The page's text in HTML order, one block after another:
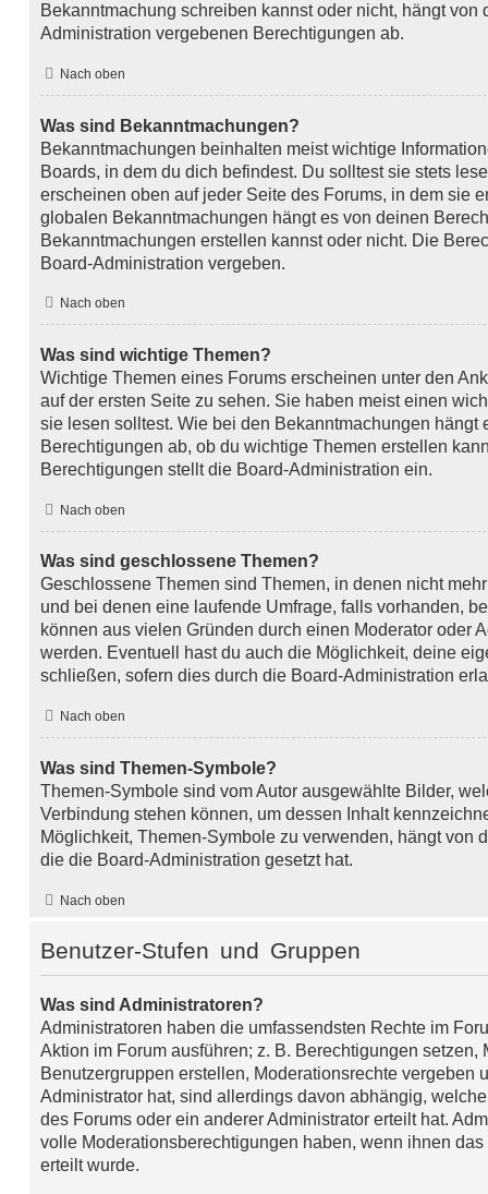
Bekanntmachung schreiben kannst oder nicht, hängt von
Administration vergebenen Berechtigungen ab.
Nach oben
Was sind Bekanntmachungen?
Bekanntmachungen beinhalten meist wichtige
Boards, in dem du dich befindest. Du solltest sie stets
erscheinen oben auf jeder Seite des Forums, in dem sie
globalen Bekanntmachungen hängt es von deinen
Bekanntmachungen erstellen kannst oder nicht. Die
Board-Administration vergeben.
Nach oben
Was sind wichtige Themen?
Wichtige Themen eines Forums erscheinen unter den
auf der ersten Seite zu sehen. Sie haben meist einen
sie lesen solltest. Wie bei den Bekanntmachungen hängt
Berechtigungen ab, ob du wichtige Themen erstellen
Berechtigungen stellt die Board-Administration ein.
Nach oben
Was sind geschlossene Themen?
Geschlossene Themen sind Themen, in denen nicht
und bei denen eine laufende Umfrage, falls vorhanden,
können aus vielen Gründen durch einen Moderator oder
werden. Eventuell hast du auch die Möglichkeit, deine
schließen, sofern dies durch die Board-Administration
Nach oben
Was sind Themen-Symbole?
Themen-Symbole sind vom Autor ausgewählte Bilder,
Verbindung stehen können, um dessen Inhalt
Möglichkeit, Themen-Symbole zu verwenden, hängt von
die die Board-Administration gesetzt hat.
Nach oben
Benutzer-Stufen und Gruppen
Was sind Administratoren?
Administratoren haben die umfassendsten Rechte im
Aktion im Forum ausführen; z. B. Berechtigungen setzen,
Benutzergruppen erstellen, Moderationsrechte vergeben
Administrator hat, sind allerdings davon abhängig,
des Forums oder ein anderer Administrator erteilt hat.
volle Moderationsberechtigungen haben, wenn ihnen
erteilt wurde.